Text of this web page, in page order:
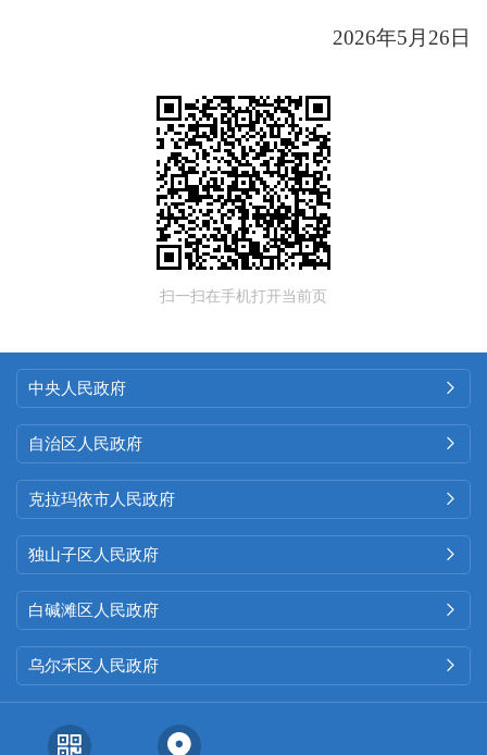
2026年5月26日
扫一扫在手机打开当前页
中央人民政府 
自治区人民政府 
克拉玛依市人民政府 
独山子区人民政府 
白碱滩区人民政府 
乌尔禾区人民政府 